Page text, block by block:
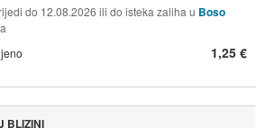
do 12.08.2026 ili do isteka zaliha u Boso
1,25 €
BLIZINI